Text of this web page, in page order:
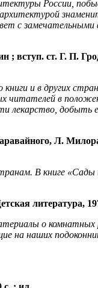
России,
урой
с
; вступ. ст. Г. П.
и в других
в
добыть
, Л.
. В книге «Сады
литература,
о комнатных
на наших